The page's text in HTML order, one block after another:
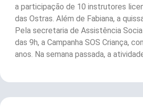
a participação de 10 instrutores
das Ostras. Além de Fabiana, a
Pela secretaria de Assistência
das 9h, a Campanha SOS Criança,
anos. Na semana passada, a